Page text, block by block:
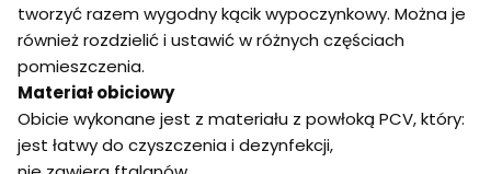
tworzyć razem wygodny kącik wypoczynkowy. Można je
również rozdzielić i ustawić w różnych częściach
pomieszczenia.
Materiał obiciowy
Obicie wykonane jest z materiału z powłoką PCV, który:
jest łatwy do czyszczenia i dezynfekcji,